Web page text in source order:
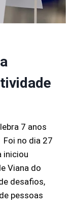
7 anos
no dia 27
iniciou
Viana do
desafios,
pessoas